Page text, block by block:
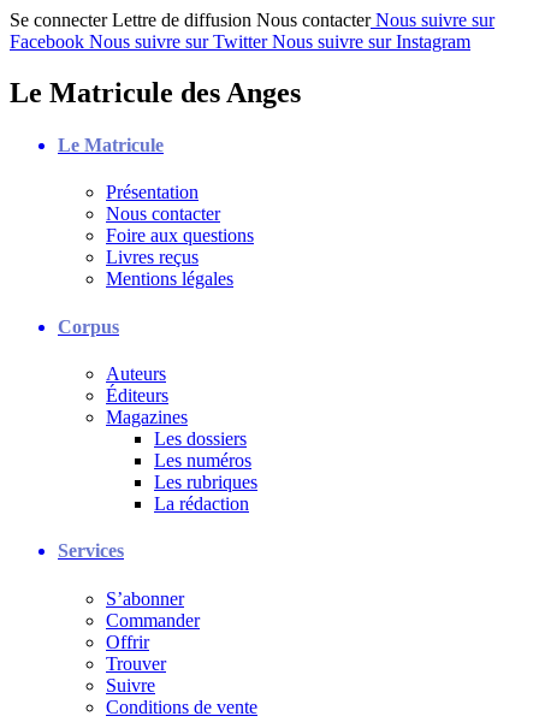
Se connecter Lettre de diffusion Nous contacter Nous suivre sur
Facebook Nous suivre sur Twitter Nous suivre sur Instagram
Le Matricule des Anges
Le Matricule
Présentation
Nous contacter
Foire aux questions
Livres reçus
Mentions légales
Corpus
Auteurs
Éditeurs
Magazines
Les dossiers
Les numéros
Les rubriques
La rédaction
Services
S’abonner
Commander
Offrir
Trouver
Suivre
Conditions de vente